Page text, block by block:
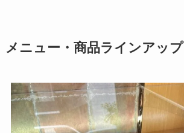
メニュー・商品ラインアップ